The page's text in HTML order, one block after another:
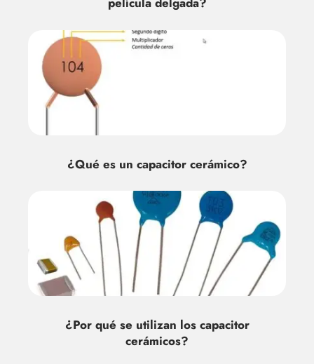
¿Qué es un capacitor cerámico?
¿Por qué se utilizan los capacitor
cerámicos?